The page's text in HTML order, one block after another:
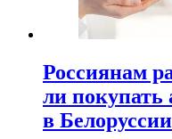
Россиянам
ли покупать
в Белоруссии